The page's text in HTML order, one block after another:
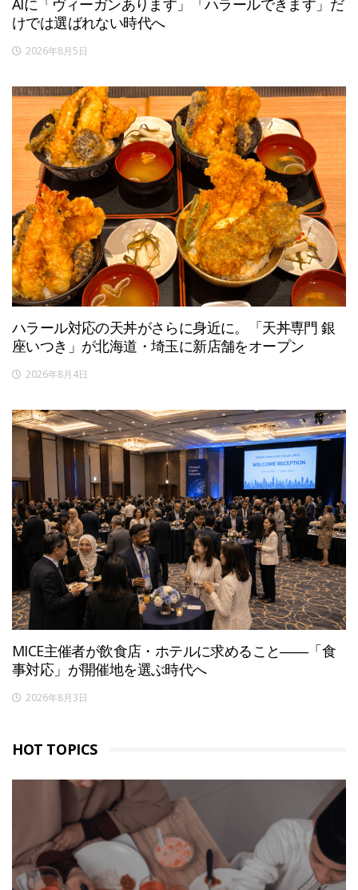
けでは選ばれない時代へ
2026年8月5日
ハラール対応の天丼がさらに身近に。「天丼専門 銀
座いつき」が北海道・埼玉に新店舗をオープン
2026年8月4日
MICE主催者が飲食店・ホテルに求めること――「食
事対応」が開催地を選ぶ時代へ
2026年8月3日
HOT TOPICS